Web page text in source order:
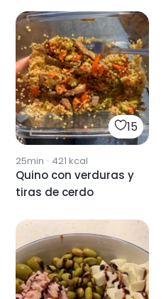
15
25min · 421 kcal
Quino con verduras y
tiras de cerdo